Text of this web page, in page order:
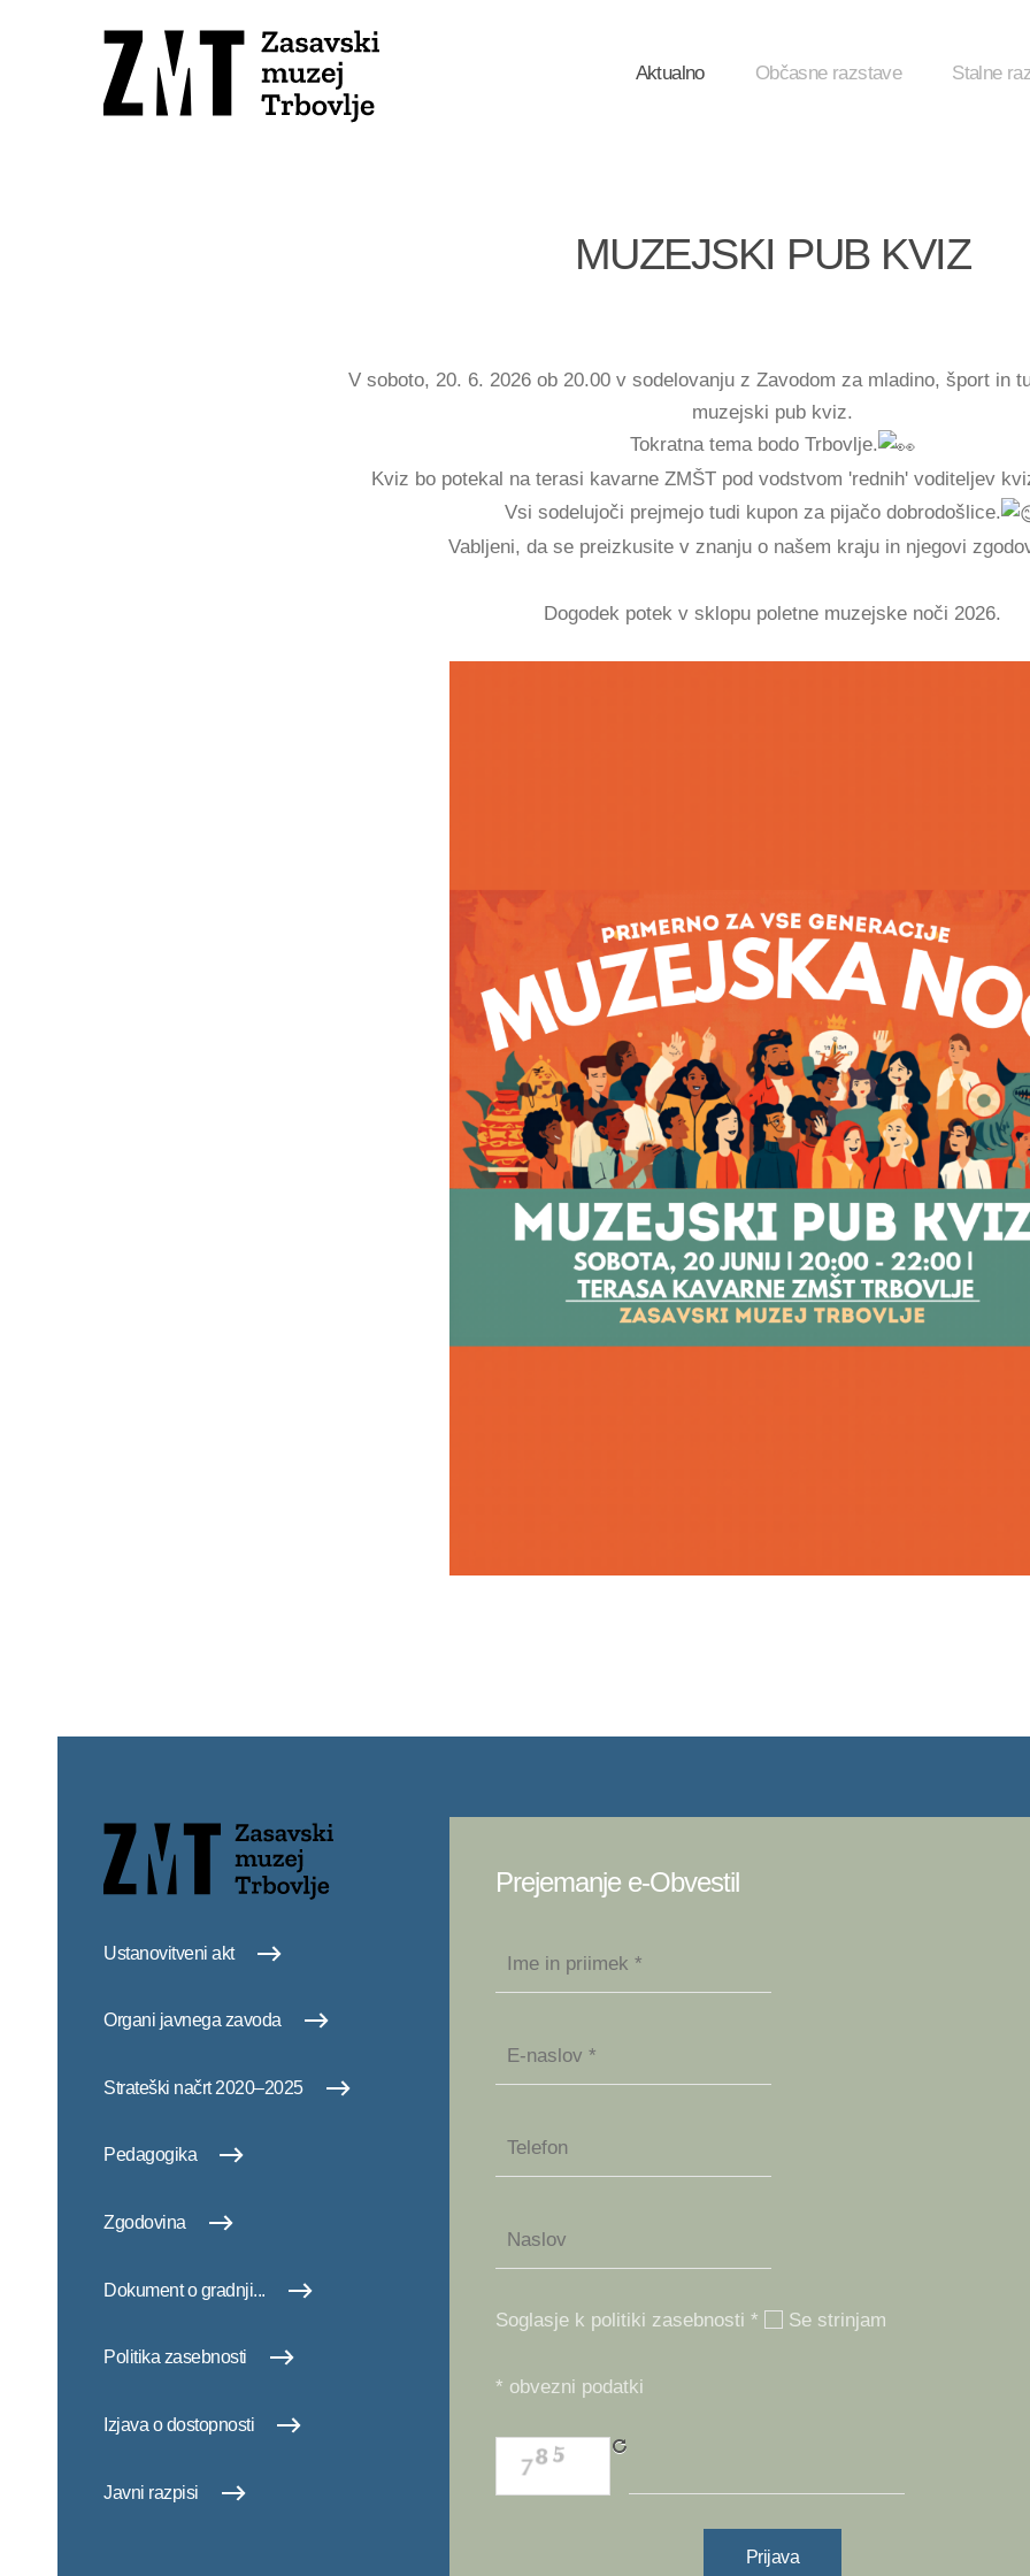
Aktualno Občasne razstave Stalne
MUZEJSKI PUB KVIZ
V soboto, 20. 6. 2026 ob 20.00 v sodelovanju z Zavodom za mladino, šport in
muzejski pub kviz.
Tokratna tema bodo Trbovlje.
Kviz bo potekal na terasi kavarne ZMŠT pod vodstvom 'rednih' voditeljev
Vsi sodelujoči prejmejo tudi kupon za pijačo dobrodošlice.
Vabljeni, da se preizkusite v znanju o našem kraju in njegovi
Dogodek potek v sklopu poletne muzejske noči 2026.
Ustanovitveni akt
Organi javnega zavoda
Strateški načrt 2020–2025
Pedagogika
Zgodovina
Dokument o gradnji...
Politika zasebnosti
Izjava o dostopnosti
Javni razpisi
Prejemanje e-Obvestil
Soglasje k politiki zasebnosti * Se strinjam
* obvezni podatki